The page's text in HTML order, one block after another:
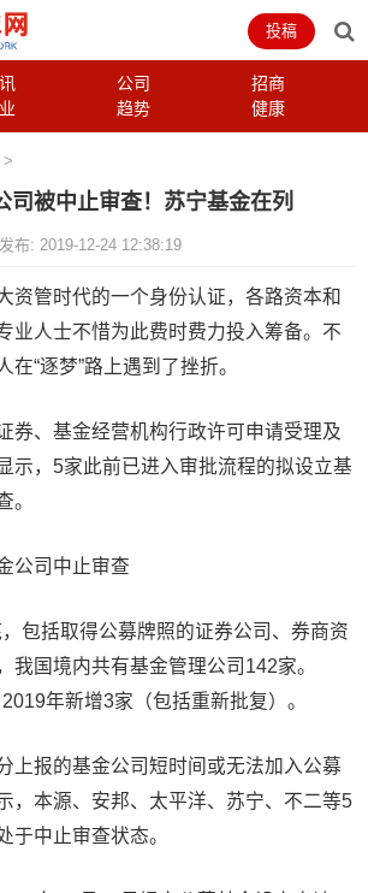
公司
招商
趋势 健康
投稿
>
司被中止审查！苏宁基金在列
发布: 2019-12-24 12:38:19
资管时代的一个身份认证，各路资本和
业人士不惜为此费时费力投入筹备。不
“逐梦”路上遇到了挫折。
券、基金经营机构行政许可申请受理及
示，5家此前已进入审批流程的拟设立基
。
公司中止审查
包括取得公募牌照的证券公司、券商资
我国境内共有基金管理公司142家。
年新增3家（包括重新批复）。
上报的基金公司短时间或无法加入公募
，本源、安邦、太平洋、苏宁、不二等5
于中止审查状态。